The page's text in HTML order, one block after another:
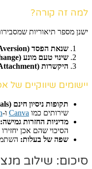
למה זה קורה?
ישנן מספר תיאוריות
שנאת הפסד (Loss Aversion):
שינוי טעם מונע (Motivated Taste Change):
היקשרות (Attachment):
יישומים שיווקיים
תקופות ניסיון חינם (Free Trials):
שירותים כמו Canva ו-
מדיניות החזרות גמישה:
הסיכוי שהם אכן יחזירו
שפה של בעלות:
סיכום: שילוב